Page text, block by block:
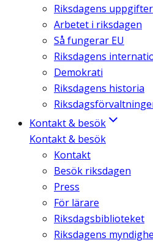
Riksdagens uppgifter
Arbetet i riksdagen
Så fungerar EU
Riksdagens
Demokrati
Riksdagens historia
Kontakt & besök
Kontakt & besök
Kontakt
Besök riksdagen
Press
För lärare
Riksdagsbiblioteket
Riksdagens